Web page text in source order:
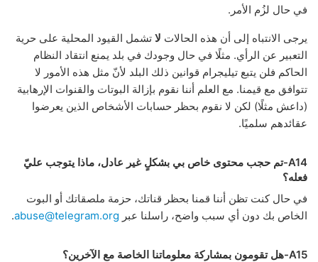
في حال لزُم الأمر.
يرجى الانتباه إلى أن هذه الحالات لا تشمل القيود المحلية على حرية
التعبير عن الرأي. مثلًا في حال وجودك في بلد يمنع انتقاد النظام
الحاكم فلن يتبع تيليجرام قوانين ذلك البلد لأنّ مثل هذه الأمور لا
تتوافق مع قيمنا. مع العلم أننا نقوم بإزالة البوتات والقنوات الإرهابية
(داعش مثلًا) لكن لا نقوم بحظر حسابات الأشخاص الذين يعرضوا
عقائدهم سلميًا.
A14-تم حجب محتوى خاص بي بشكلٍ غير عادل، ماذا يتوجب عليّ
فعله؟
في حال كنت تظن أننا قمنا بحظر قناتك، حزمة ملصقاتك أو البوت
الخاص بك دون أي سبب واضح، راسلنا عبر abuse@telegram.org
.
A15-هل تقومون بمشاركة معلوماتنا الخاصة مع الآخرين؟